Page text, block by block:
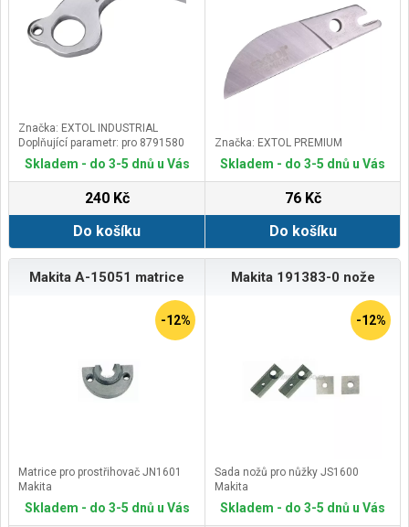
Značka: EXTOL INDUSTRIAL
Doplňující parametr: pro 8791580
Skladem - do 3-5 dnů u Vás
240 Kč
Do košíku
Značka: EXTOL PREMIUM
Skladem - do 3-5 dnů u Vás
76 Kč
Do košíku
Makita A-15051 matrice
-12%
Matrice pro prostřihovač JN1601
Makita
Skladem - do 3-5 dnů u Vás
Makita 191383-0 nože
-12%
Sada nožů pro nůžky JS1600
Makita
Skladem - do 3-5 dnů u Vás